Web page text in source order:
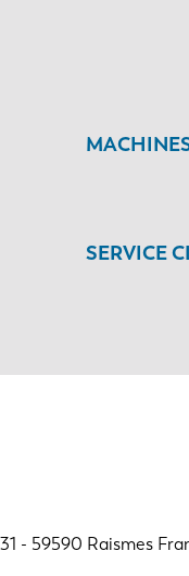
SERVICE
- 59590 Raismes